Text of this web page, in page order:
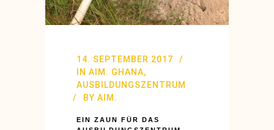
14. SEPTEMBER 2017
IN AIM. GHANA,
AUSBILDUNGSZENTRUM
BY AIM.
EIN ZAUN FÜR DAS